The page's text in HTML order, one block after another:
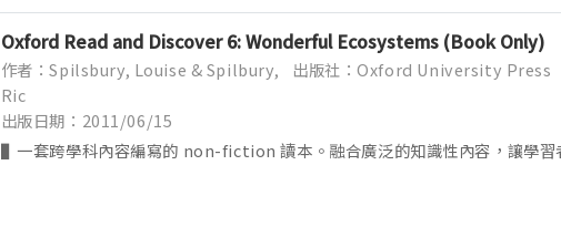
Oxford Read and Discover 6: Wonderful Ecosystems (Book Only)
作者：Spilsbury, Louise & Spilbury,
Ric
出版社：Oxford University Press
出版日期：2011/06/15
▌一套跨學科內容編寫的 non-fiction 讀本。融合廣泛的知識性內容，讓學習